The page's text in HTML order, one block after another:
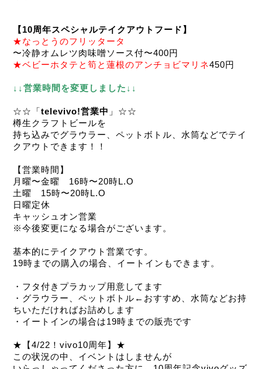
【10周年スペシャルテイクアウトフード】
★なっとうのフリッタータ
〜冷静オムレツ肉味噌ソース付〜400円
★ベビーホタテと筍と蓮根のアンチョビマリネ450円
↓↓営業時間を変更しました↓↓
☆☆「 televivo!営業中 」☆☆
樽生クラフトビールを
持ち込みでグラウラー、ペットボトル、水筒などでテイ
クアウトできます！！
【営業時間】
月曜〜金曜　16時〜20時L.O
土曜　15時〜20時L.O
日曜定休
キャッシュオン営業
※今後変更になる場合がございます。
基本的にテイクアウト営業です。
19時までの購入の場合、イートインもできます。
・フタ付きプラカップ用意してます
・グラウラー、ペットボトル←おすすめ、水筒などお持
ちいただければお詰めします
・イートインの場合は19時までの販売です
★【4/22！vivo10周年】★
この状況の中、イベントはしませんが